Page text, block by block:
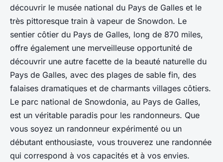
découvrir le musée national du Pays de Galles et le
très pittoresque train à vapeur de Snowdon. Le
sentier côtier du Pays de Galles, long de 870 miles,
offre également une merveilleuse opportunité de
découvrir une autre facette de la beauté naturelle du
Pays de Galles, avec des plages de sable fin, des
falaises dramatiques et de charmants villages côtiers.
Le parc national de Snowdonia, au Pays de Galles,
est un véritable paradis pour les randonneurs. Que
vous soyez un randonneur expérimenté ou un
débutant enthousiaste, vous trouverez une randonnée
qui correspond à vos capacités et à vos envies.